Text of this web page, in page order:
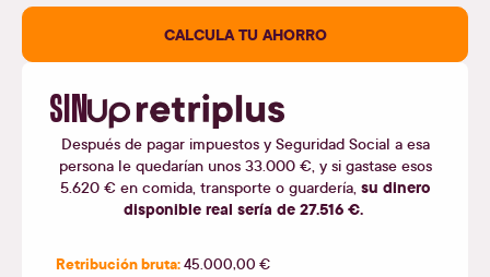
CALCULA TU AHORRO
SIN
Después de pagar impuestos y Seguridad Social a esa
persona le quedarían unos 33.000 €, y si gastase esos
5.620 € en comida, transporte o guardería, su dinero
disponible real sería de 27.516 €.
Retribución bruta:45.000,00 €